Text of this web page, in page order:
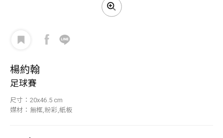
楊約翰
足球賽
尺寸：20x46.5 cm
媒材：無框,粉彩,紙板